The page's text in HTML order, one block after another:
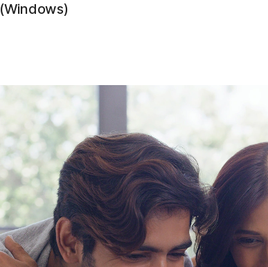
(Windows)